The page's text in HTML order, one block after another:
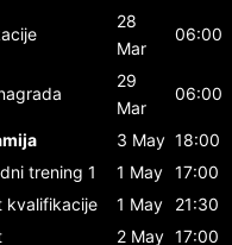
28
Mar
06:00
29
Mar
06:00
3 May 18:00
trening 1 1 May 17:00
kvalifikacije 1 May
21:30
2 May 17:00